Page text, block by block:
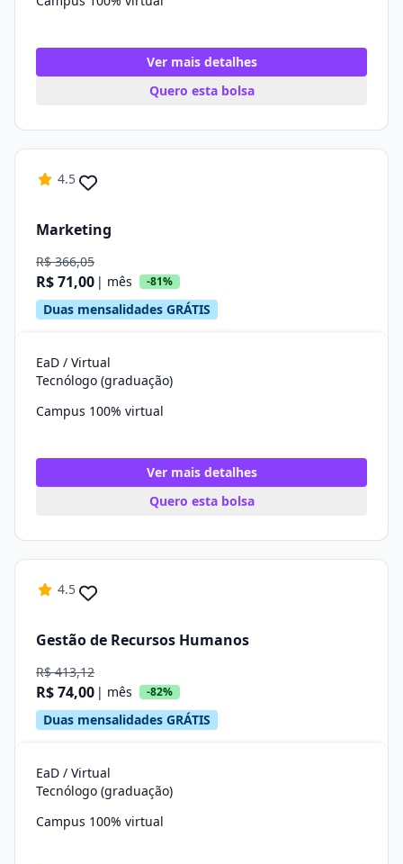
Ver mais detalhes
Quero esta bolsa
4.5
Marketing
R$ 366,05
R$ 71,00 | mês -81%
Duas mensalidades GRÁTIS
EaD / Virtual
Tecnólogo (graduação)
Campus 100% virtual
Ver mais detalhes
Quero esta bolsa
4.5
Gestão de Recursos Humanos
R$ 413,12
R$ 74,00 | mês -82%
Duas mensalidades GRÁTIS
EaD / Virtual
Tecnólogo (graduação)
Campus 100% virtual